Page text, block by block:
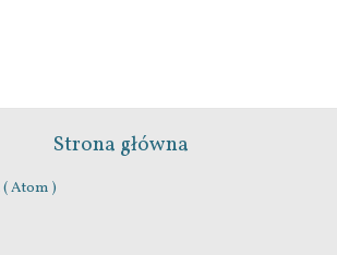
Strona główna
Atom )